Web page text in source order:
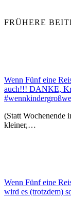
FRÜHERE
Wenn Fünf eine
auch!!! DANKE,
(Statt Wochenende
kleiner,…
Wenn Fünf eine
wird es (trotzdem)